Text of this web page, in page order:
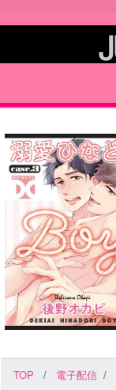
TOP 電子配信